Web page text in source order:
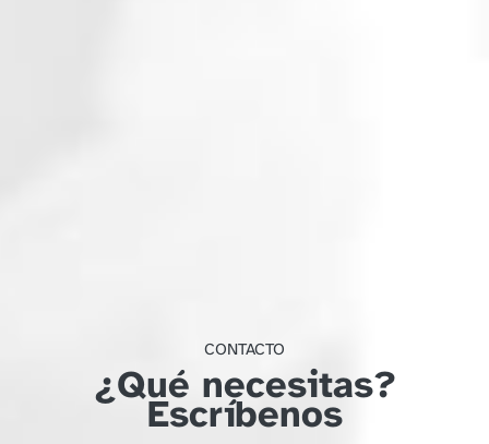
CONTACTO
¿Qué necesitas?
Escríbenos